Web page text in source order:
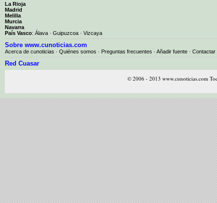
La Rioja
Madrid
Melilla
Murcia
Navarra
País Vasco: Álava · Guipuzcoa · Vizcaya
Sobre www.cunoticias.com
Acerca de cunoticias · Quiénes somos · Preguntas frecuentes · Añadir fuente · Contactar
Red Cuasar
© 2006 - 2013 www.cunoticias.com